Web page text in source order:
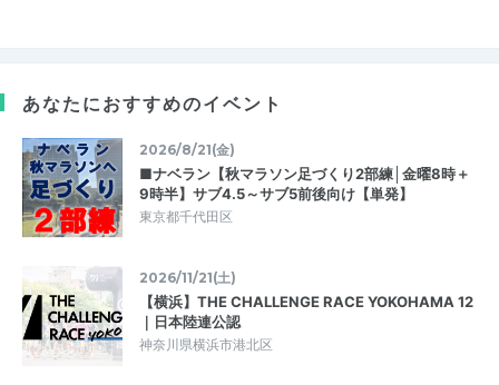
あなたにおすすめのイベント
2026/8/21(金)
■ナベラン【秋マラソン足づくり2部練│金曜8時＋
9時半】サブ4.5～サブ5前後向け【単発】
東京都千代田区
2026/11/21(土)
【横浜】THE CHALLENGE RACE YOKOHAMA 12
｜日本陸連公認
神奈川県横浜市港北区